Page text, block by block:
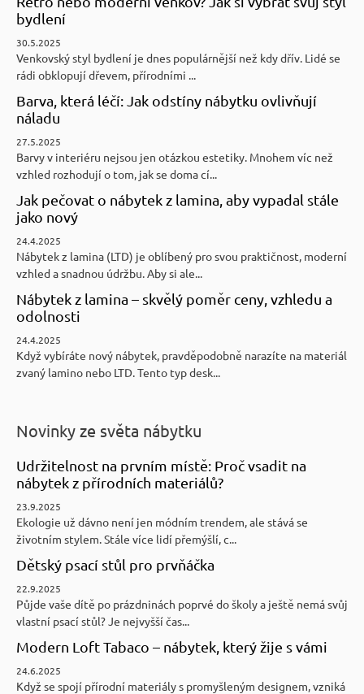
bydlení
30.5.2025
Venkovský styl bydlení je dnes populárnější než kdy dřív. Lidé se
rádi obklopují dřevem, přírodními ...
Barva, která léčí: Jak odstíny nábytku ovlivňují
náladu
27.5.2025
Barvy v interiéru nejsou jen otázkou estetiky. Mnohem víc než
vzhled rozhodují o tom, jak se doma cí...
Jak pečovat o nábytek z lamina, aby vypadal stále
jako nový
24.4.2025
Nábytek z lamina (LTD) je oblíbený pro svou praktičnost, moderní
vzhled a snadnou údržbu. Aby si ale...
Nábytek z lamina – skvělý poměr ceny, vzhledu a
odolnosti
24.4.2025
Když vybíráte nový nábytek, pravděpodobně narazíte na materiál
zvaný lamino nebo LTD. Tento typ desk...
Novinky ze světa nábytku
Udržitelnost na prvním místě: Proč vsadit na
nábytek z přírodních materiálů?
23.9.2025
Ekologie už dávno není jen módním trendem, ale stává se
životním stylem. Stále více lidí přemýšlí, c...
Dětský psací stůl pro prvňáčka
22.9.2025
Půjde vaše dítě po prázdninách poprvé do školy a ještě nemá svůj
vlastní psací stůl? Je nejvyšší čas...
Modern Loft Tabaco – nábytek, který žije s vámi
24.6.2025
Když se spojí přírodní materiály s promyšleným designem, vzniká